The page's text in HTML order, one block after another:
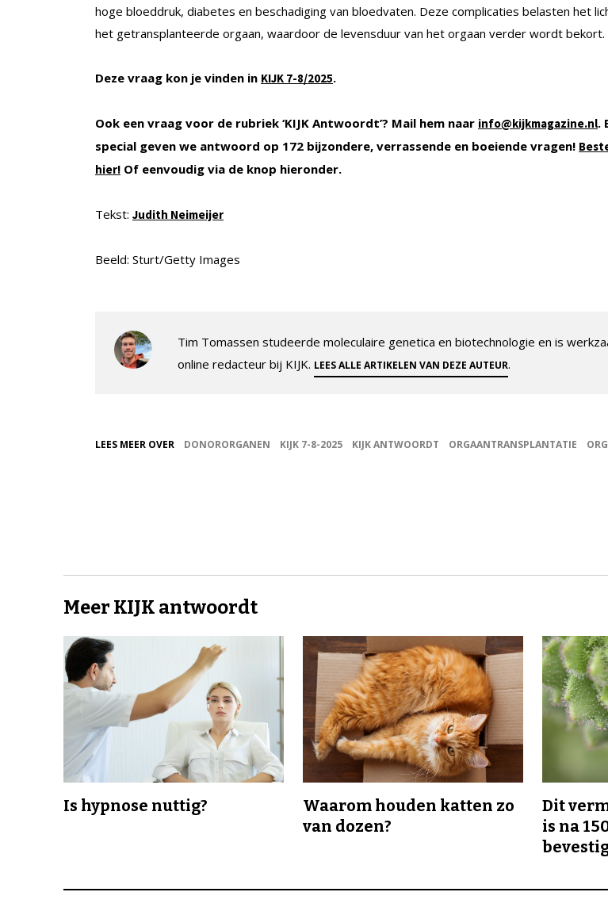
hoge bloeddruk, diabetes en beschadiging van bloedvaten. Deze complicaties belasten het
het getransplanteerde orgaan, waardoor de levensduur van het orgaan verder wordt bekort.
Deze vraag kon je vinden in KIJK 7-8/2025.
Ook een vraag voor de rubriek ‘KIJK Antwoordt’? Mail hem naar info@kijkmagazine.nl.
special geven we antwoord op 172 bijzondere, verrassende en boeiende vragen!
hier! Of eenvoudig via de knop hieronder.
Tekst: Judith Neimeijer
Beeld: Sturt/Getty Images
Tim Tomassen studeerde moleculaire genetica en biotechnologie en is
online redacteur bij KIJK. LEES ALLE ARTIKELEN VAN DEZE AUTEUR.
LEES MEER OVER DONORORGANEN KIJK 7-8-2025 KIJK ANTWOORDT ORGAANTRANSPLANTATIE
Meer KIJK antwoordt
Is hypnose nuttig?
Waarom houden katten zo
van dozen?
Dit
is na